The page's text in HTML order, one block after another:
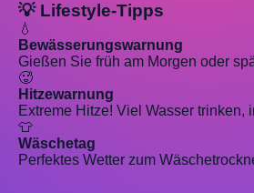
💡 Lifestyle-Tipps
💧
Bewässerungswarnung
Gießen Sie früh am Morgen oder
🥵
Hitzewarnung
Extreme Hitze! Viel Wasser trinken,
👕
Wäschetag
Perfektes Wetter zum